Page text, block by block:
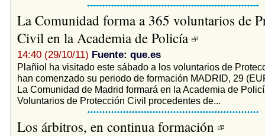
La Comunidad forma a 365 voluntarios de
Civil en la Academia de Policía
14:40 (29/10/11) Fuente: que.es
Plañiol ha visitado este sábado a los voluntarios de
han comenzado su periodo de formación MADRID, 29
La Comunidad de Madrid formará en la Academia de
Voluntarios de Protección Civil procedentes de...
Los árbitros, en continua formación